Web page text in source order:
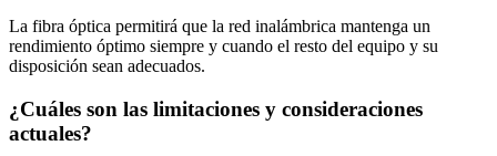
La fibra óptica permitirá que la red inalámbrica mantenga un
rendimiento óptimo siempre y cuando el resto del equipo y su
disposición sean adecuados.
¿Cuáles son las limitaciones y consideraciones
actuales?